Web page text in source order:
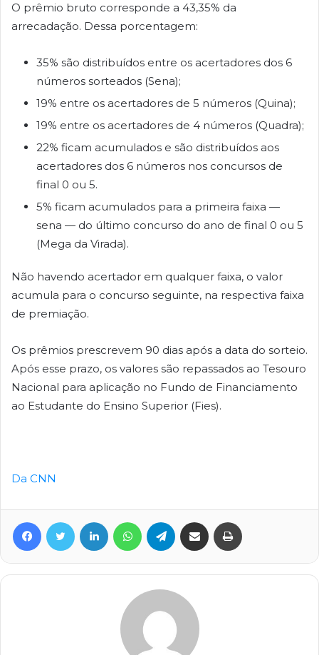
O prêmio bruto corresponde a 43,35% da
arrecadação. Dessa porcentagem:
35% são distribuídos entre os acertadores dos 6
números sorteados (Sena);
19% entre os acertadores de 5 números (Quina);
19% entre os acertadores de 4 números (Quadra);
22% ficam acumulados e são distribuídos aos
acertadores dos 6 números nos concursos de
final 0 ou 5.
5% ficam acumulados para a primeira faixa —
sena — do último concurso do ano de final 0 ou 5
(Mega da Virada).
Não havendo acertador em qualquer faixa, o valor
acumula para o concurso seguinte, na respectiva faixa
de premiação.
Os prêmios prescrevem 90 dias após a data do sorteio.
Após esse prazo, os valores são repassados ao Tesouro
Nacional para aplicação no Fundo de Financiamento
ao Estudante do Ensino Superior (Fies).
Da CNN
FacebookTwitter Linkedin WhatsAppTelegramCompartilhar via e-mail